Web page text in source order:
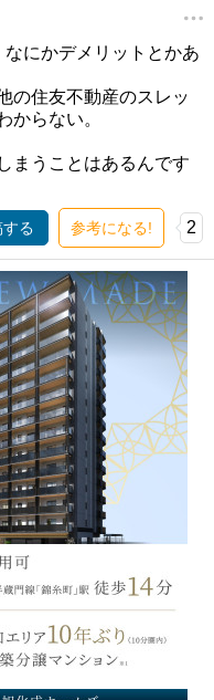
にかデメリットとかあ
の住友不動産のスレッ
からない。
まうことはあるんです
る 参考になる! 2